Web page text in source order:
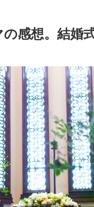
感想。結婚